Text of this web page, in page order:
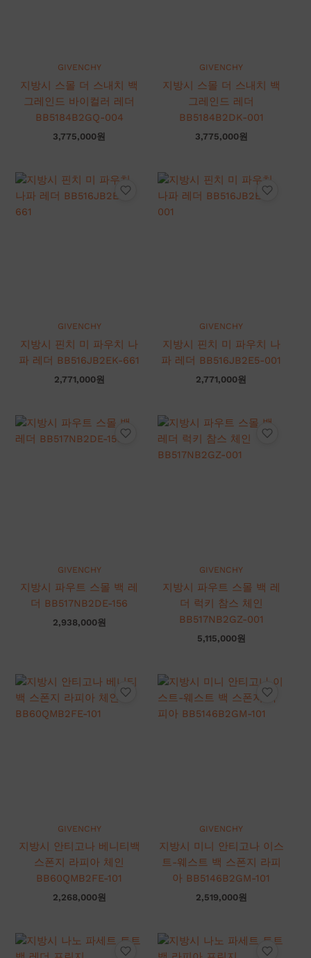
GIVENCHY
지방시 스몰 더 스내치 백
그레인드 바이컬러 레더
BB5184B2GQ-004
3,775,000원
GIVENCHY
지방시 스몰 더 스내치 백
그레인드 레더
BB5184B2DK-001
3,775,000원
GIVENCHY
지방시 핀치 미 파우치 나
파 레더 BB516JB2EK-661
2,771,000원
GIVENCHY
지방시 핀치 미 파우치 나
파 레더 BB516JB2E5-001
2,771,000원
GIVENCHY
지방시 파우트 스몰 백 레
더 BB517NB2DE-156
2,938,000원
GIVENCHY
지방시 파우트 스몰 백 레
더 럭키 참스 체인
BB517NB2GZ-001
5,115,000원
GIVENCHY
지방시 안티고나 베니티백
스폰지 라피아 체인
BB60QMB2FE-101
2,268,000원
GIVENCHY
지방시 미니 안티고나 이스
트-웨스트 백 스폰지 라피
아 BB5146B2GM-101
2,519,000원